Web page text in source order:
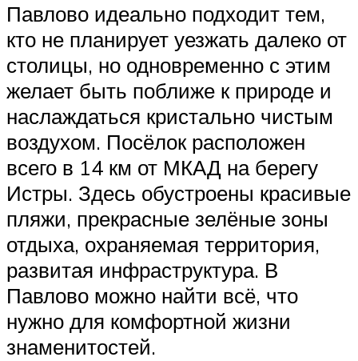
Павлово идеально подходит тем,
кто не планирует уезжать далеко от
столицы, но одновременно с этим
желает быть поближе к природе и
наслаждаться кристально чистым
воздухом. Посёлок расположен
всего в 14 км от МКАД на берегу
Истры. Здесь обустроены красивые
пляжи, прекрасные зелёные зоны
отдыха, охраняемая территория,
развитая инфраструктура. В
Павлово можно найти всё, что
нужно для комфортной жизни
знаменитостей.